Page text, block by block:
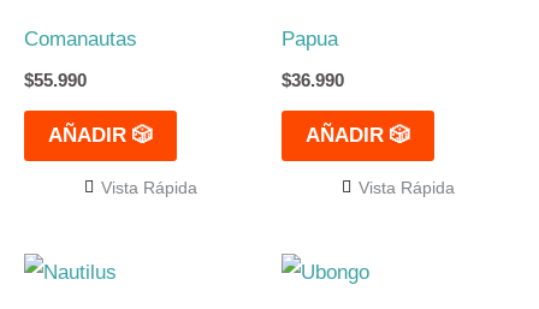
Comanautas
$55.990
AÑADIR 🎲
Vista Rápida
Papua
$36.990
AÑADIR 🎲
Vista Rápida